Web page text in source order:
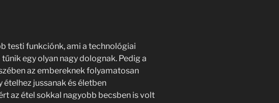
testi funkciónk, ami a technológiai
egy olyan nagy dolognak. Pedig a
az embereknek folyamatosan
jussanak és életben
az étel sokkal nagyobb becsben is volt